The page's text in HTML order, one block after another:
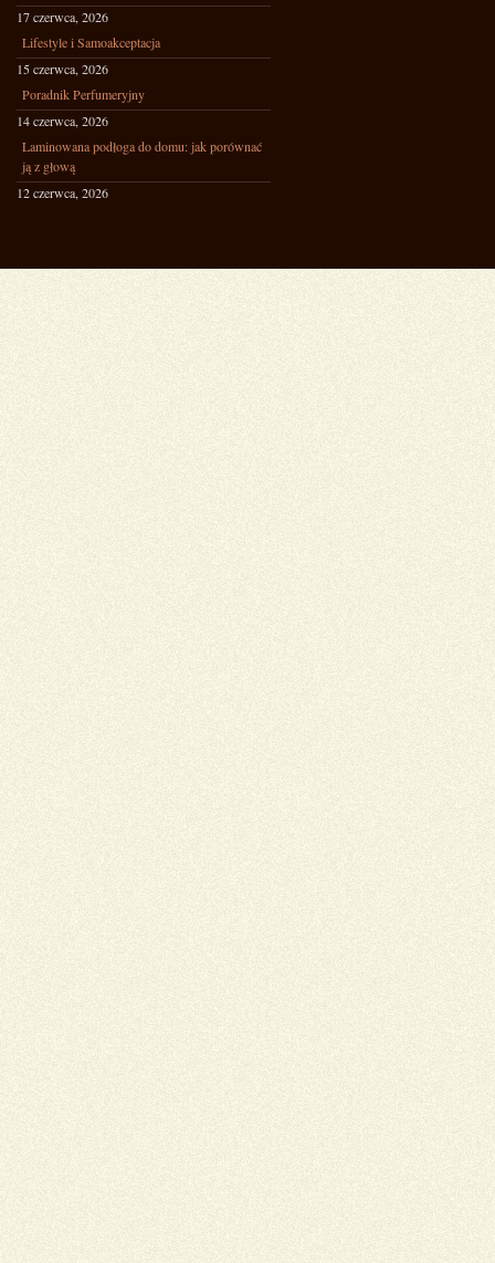
17 czerwca, 2026
Lifestyle i Samoakceptacja
15 czerwca, 2026
Poradnik Perfumeryjny
14 czerwca, 2026
Laminowana podłoga do domu: jak porównać
ją z głową
12 czerwca, 2026